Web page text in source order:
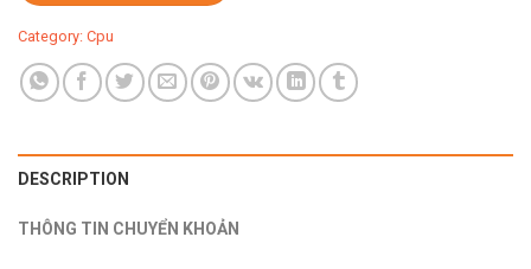
Category: Cpu
DESCRIPTION
THÔNG TIN CHUYỂN KHOẢN